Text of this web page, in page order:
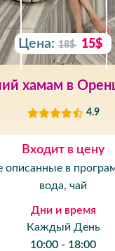
Цена: 18$ 15$
хамам в
4.9
Входит в цену
описанные в
вода, чай
Дни и время
Каждый День
10:00 - 18:00